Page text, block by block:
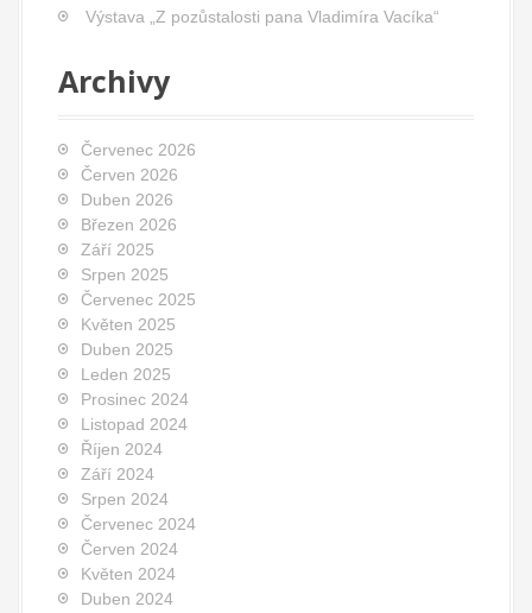
Výstava „Z pozůstalosti pana Vladimíra Vacíka“
Archivy
Červenec 2026
Červen 2026
Duben 2026
Březen 2026
Září 2025
Srpen 2025
Červenec 2025
Květen 2025
Duben 2025
Leden 2025
Prosinec 2024
Listopad 2024
Říjen 2024
Září 2024
Srpen 2024
Červenec 2024
Červen 2024
Květen 2024
Duben 2024